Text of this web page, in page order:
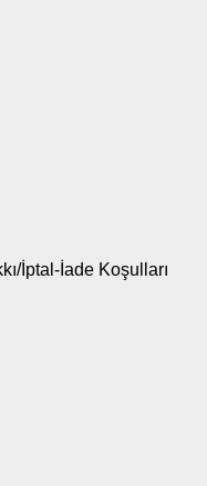
İptal-İade Koşulları